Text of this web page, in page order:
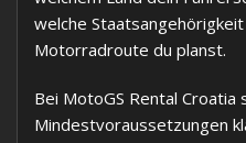
welche
Motorradroute du planst.
Bei MotoGS Rental Croatia
Mindestvoraussetzungen